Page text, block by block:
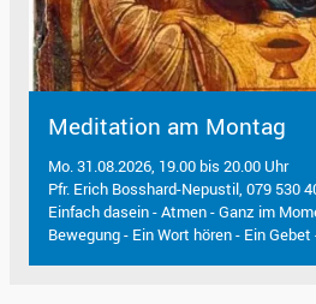
Meditation am Montag
Mo. 31.08.2026, 19.00 bis 20.00 Uhr
Pfr. Erich Bosshard-Nepustil, 079 530
Einfach dasein - Atmen - Ganz im
Bewegung - Ein Wort hören - Ein